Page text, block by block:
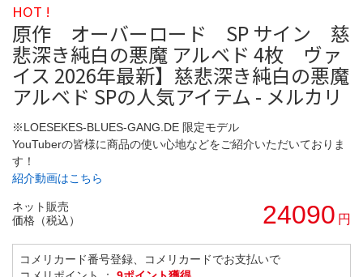
HOT !
原作 オーバーロード SP サイン 慈
悲深き純白の悪魔 アルベド 4枚 ヴァ
イス 2026年最新】慈悲深き純白の悪魔
アルベド SPの人気アイテム - メルカリ
※LOESEKES-BLUES-GANG.DE 限定モデル
YouTuberの皆様に商品の使い心地などをご紹介いただいておりま
す！
紹介動画はこちら
ネット販売
価格（税込）
24090 円
コメリカード番号登録、コメリカードでお支払いで